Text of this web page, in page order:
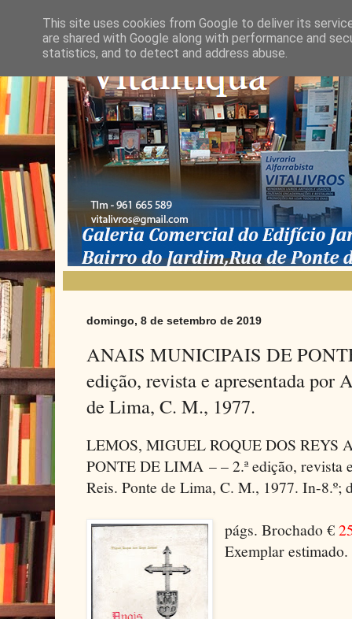
domingo, 8 de setembro de 2019
ANAIS MUNICIPAIS DE
edição, revista e apresentada por
de Lima, C. M., 1977.
LEMOS, MIGUEL ROQUE DOS REYS
PONTE DE LIMA – – 2.ª edição, revista
Reis. Ponte de Lima, C. M., 1977. In-8.º;
págs. Brochado €
Exemplar estimado.
This site uses cookies from Google to deliver its
are shared with Google along with performance and
statistics, and to detect and address abuse.